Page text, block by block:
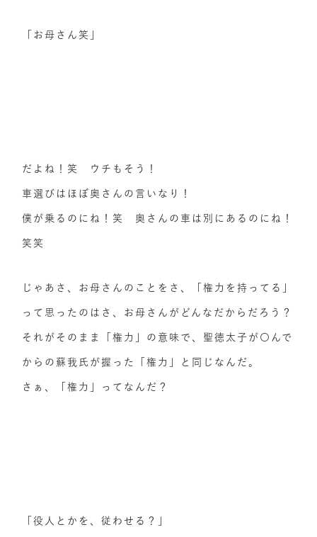
「お母さん笑」
だよね！笑 ウチもそう！
車選びはほぼ奥さんの言いなり！
僕が乗るのにね！笑 奥さんの車は別にあるのにね！
笑笑
じゃあさ、お母さんのことをさ、「権力を持ってる」
って思ったのはさ、お母さんがどんなだからだろう？
それがそのまま「権力」の意味で、聖徳太子が〇んで
からの蘇我氏が握った「権力」と同じなんだ。
さぁ、「権力」ってなんだ？
「役人とかを、従わせる？」